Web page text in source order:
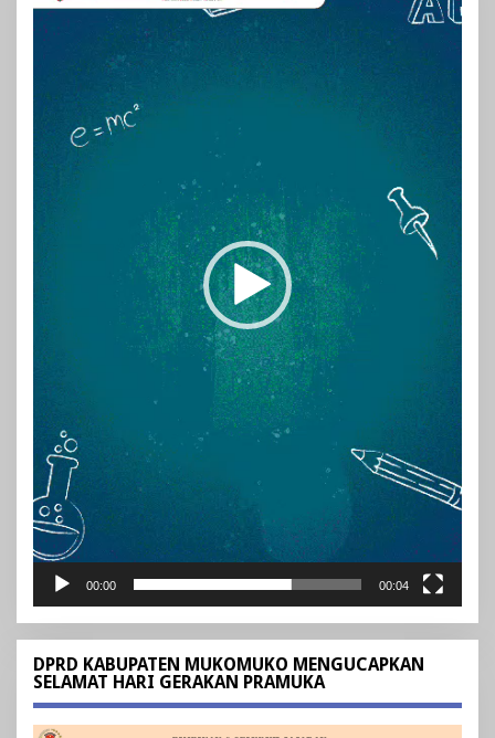
00:00 00:04
DPRD KABUPATEN MUKOMUKO MENGUCAPKAN
SELAMAT HARI GERAKAN PRAMUKA